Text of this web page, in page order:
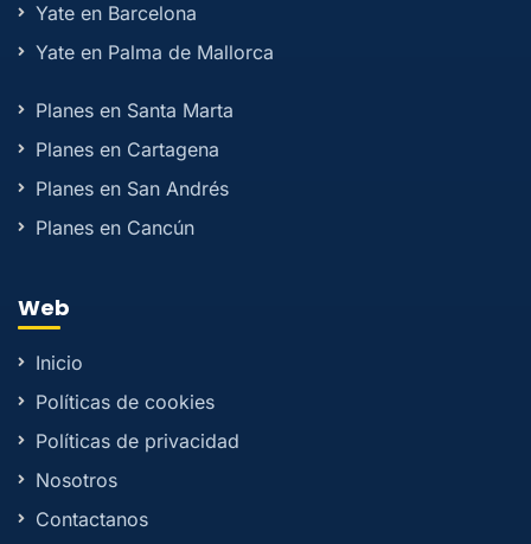
Yate en Barcelona
Yate en Palma de Mallorca
Planes en Santa Marta
Planes en Cartagena
Planes en San Andrés
Planes en Cancún
Web
Inicio
Políticas de cookies
Políticas de privacidad
Nosotros
Contactanos